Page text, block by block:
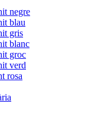
negre
blau
gris
blanc
groc
verd
rosa